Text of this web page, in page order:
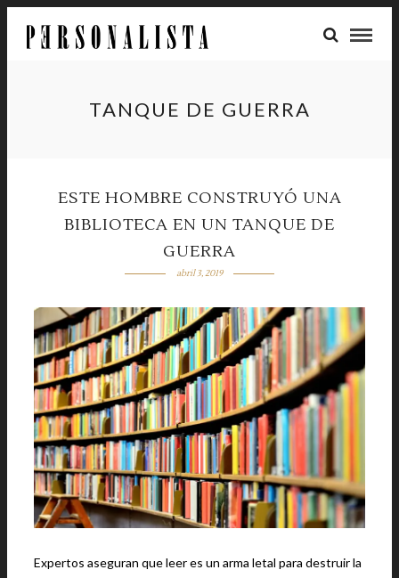
TANQUE DE GUERRA
ESTE HOMBRE CONSTRUYÓ UNA
BIBLIOTECA EN UN TANQUE DE
GUERRA
abril 3, 2019
Expertos aseguran que leer es un arma letal para destruir la